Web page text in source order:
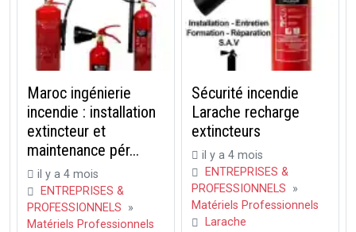
Maroc ingénierie
incendie : installation
extincteur et
maintenance pér...
il y a 4 mois
ENTREPRISES &
PROFESSIONNELS »
Matériels Professionnels
Sécurité incendie
Larache recharge
extincteurs
il y a 4 mois
ENTREPRISES &
PROFESSIONNELS »
Matériels Professionnels
Larache